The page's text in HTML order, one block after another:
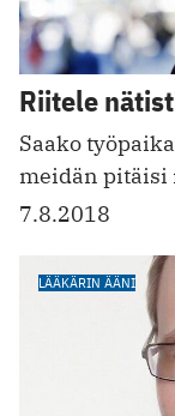
Riitele
Saako
meidän pitäisi
7.8.2018
LÄÄKÄRIN ÄÄNI